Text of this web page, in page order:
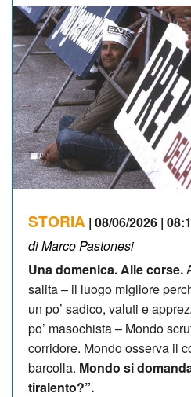
ALBI D'ORO
NEWSLETTER
STORIA | 08/06/2026 |
di Marco Pastonesi
Una domenica. Alle corse.
salita – il luogo migliore
un po’ sadico, valuti e
po’ masochista – Mondo
corridore. Mondo osserva il
barcolla. Mondo si
tiralento?”.